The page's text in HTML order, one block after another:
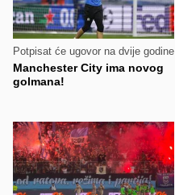
Potpisat će ugovor na dvije godine
Manchester City ima novog
golmana!